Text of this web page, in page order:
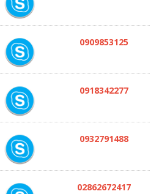
0909853125
0918342277
0932791488
02862672417